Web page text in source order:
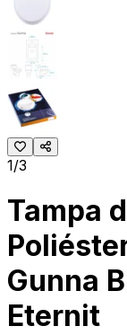
1/3
Tampa
Gunna
Eternit